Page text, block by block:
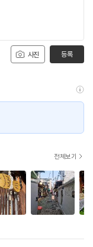
사진 등록
전체보기